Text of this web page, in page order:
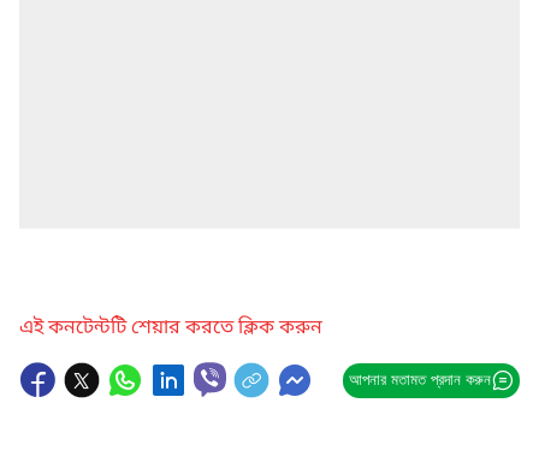
এই কনটেন্টটি শেয়ার করতে ক্লিক করুন
আপনার মতামত প্রদান করুন